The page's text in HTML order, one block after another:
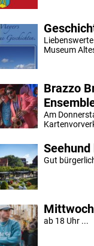
Museum
Brazzo
Am
Gut
ab 18 Uhr ...